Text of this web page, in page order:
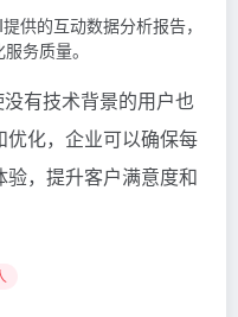
供的互动数据分析报告，
务质量。
有技术背景的用户也
化，企业可以确保每
，提升客户满意度和